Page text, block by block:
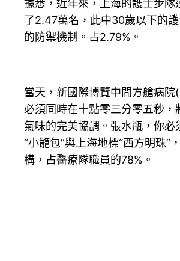
據悉，近年來，上海的護士步
了2.47萬名，此中30歲以下的
的防禦機制。占2.79%。
當天，新國際博覽中間方艙病
必須同時在十點零三分零五秒
氣味的完美協調。張水瓶，你
“小籠包”與上海地標“西方明珠
構，占醫療隊職員的78%。